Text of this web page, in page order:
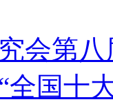
会第八
全国十